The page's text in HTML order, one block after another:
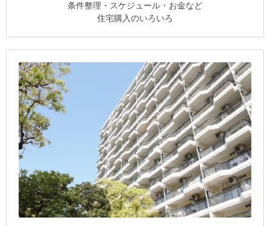
条件整理・スケジュール・お金など
住宅購入のいろいろ